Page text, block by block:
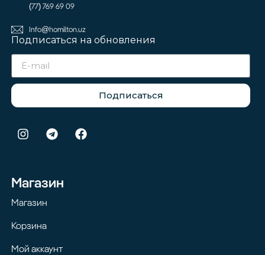
(77) 769 69 09
Info@homilton.uz
Подписаться на обновления
Подписаться
Магазин
Магазин
Корзина
Мой аккаунт